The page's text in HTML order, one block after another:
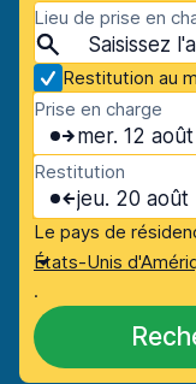
Lieu de prise en
Restitution au
Prise en charge
mer. 12 août
Restitution
jeu. 20 août
Le pays de
États-Unis
.